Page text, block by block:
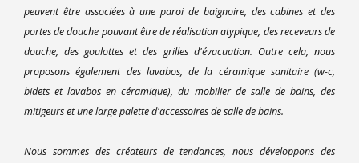
peuvent être associées à une paroi de baignoire, des cabines et des
portes de douche pouvant être de réalisation atypique, des receveurs de
douche, des goulottes et des grilles d'évacuation. Outre cela, nous
proposons également des lavabos, de la céramique sanitaire (w-c,
bidets et lavabos en céramique), du mobilier de salle de bains, des
mitigeurs et une large palette d'accessoires de salle de bains.
Nous sommes des créateurs de tendances, nous développons des